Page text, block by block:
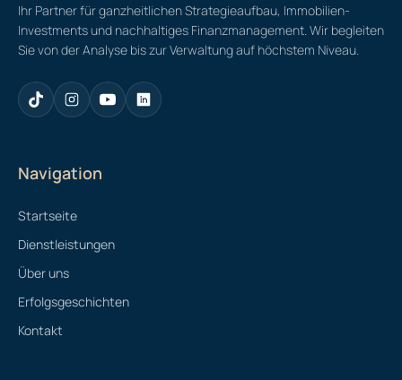
Ihr Partner für ganzheitlichen Strategieaufbau, Immobilien-
Investments und nachhaltiges Finanzmanagement. Wir begleiten
Sie von der Analyse bis zur Verwaltung auf höchstem Niveau.
Navigation
Startseite
Dienstleistungen
Über uns
Erfolgsgeschichten
Kontakt